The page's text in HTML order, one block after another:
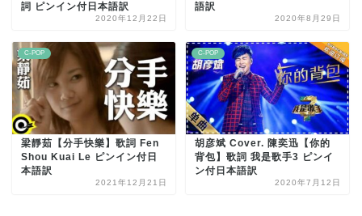
詞 ピンイン付日本語訳
2020年12月22日
語訳
2020年8月29日
C-POP
梁靜茹【分手快樂】歌詞 Fen
Shou Kuai Le ピンイン付日
本語訳
2021年12月21日
C-POP
胡彦斌 Cover. 陳奕迅【你的
背包】歌詞 我是歌手3 ピンイ
ン付日本語訳
2020年7月12日